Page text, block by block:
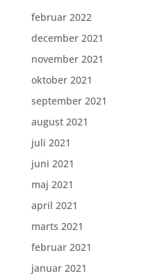
februar 2022
december 2021
november 2021
oktober 2021
september 2021
august 2021
juli 2021
juni 2021
maj 2021
april 2021
marts 2021
februar 2021
januar 2021